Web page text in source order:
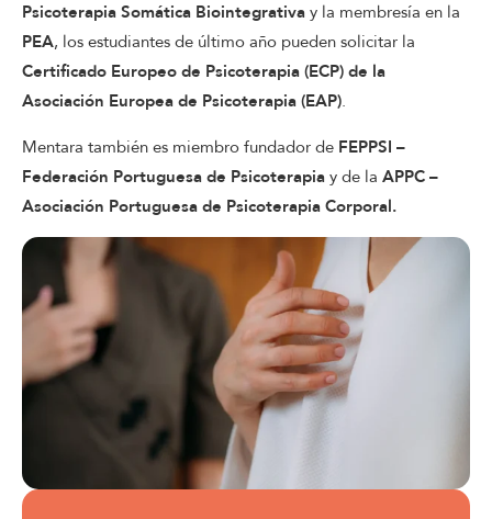
Psicoterapia Somática Biointegrativa y la membresía en la
PEA, los estudiantes de último año pueden solicitar la
Certificado Europeo de Psicoterapia (ECP) de la
Asociación Europea de Psicoterapia (EAP).
Mentara también es miembro fundador de FEPPSI –
Federación Portuguesa de Psicoterapia y de la APPC –
Asociación Portuguesa de Psicoterapia Corporal.